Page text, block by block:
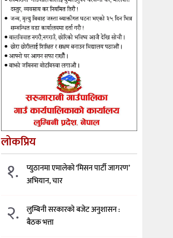
लोकप्रिय
१.
प्युठानमा एमालेको ‘मिसन पार्टी जागरण’
अभियान, चार
२.
लुम्बिनी सरकारको बजेट अनुशासन :
बैठक भत्ता